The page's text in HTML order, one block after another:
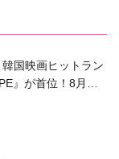
韓国映画ヒットラン
』が首位！8月公